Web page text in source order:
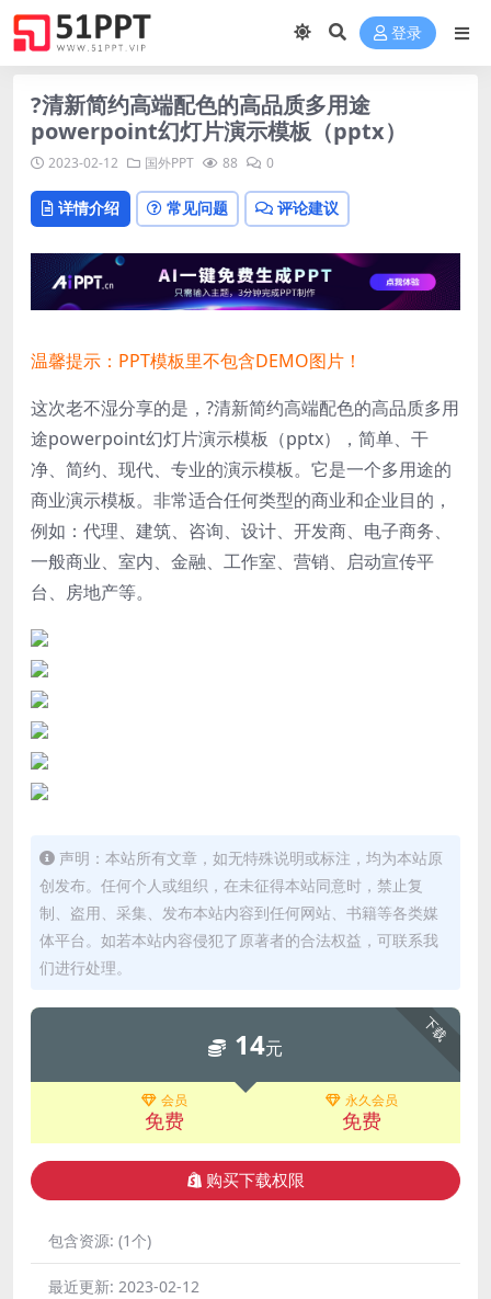
登录
?清新简约高端配色的高品质多用途
powerpoint幻灯片演示模板（pptx）
2023-02-12 国外PPT 88 0
详情介绍 常见问题 评论建议
温馨提示：PPT模板里不包含DEMO图片！
这次老不湿分享的是，?清新简约高端配色的高品质多用
途powerpoint幻灯片演示模板（pptx），简单、干
净、简约、现代、专业的演示模板。它是一个多用途的
商业演示模板。非常适合任何类型的商业和企业目的，
例如：代理、建筑、咨询、设计、开发商、电子商务、
一般商业、室内、金融、工作室、营销、启动宣传平
台、房地产等。
声明：本站所有文章，如无特殊说明或标注，均为本站原
创发布。任何个人或组织，在未征得本站同意时，禁止复
制、盗用、采集、发布本站内容到任何网站、书籍等各类媒
体平台。如若本站内容侵犯了原著者的合法权益，可联系我
们进行处理。
下载
14元
会员
免费
永久会员
免费
购买下载权限
包含资源: (1个)
最近更新: 2023-02-12